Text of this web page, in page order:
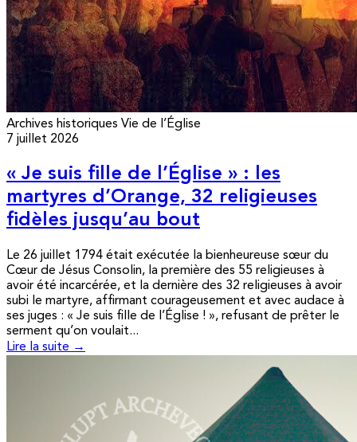
Archives historiques Vie de l’Église
7 juillet 2026
« Je suis fille de l’Église » : les
martyres d’Orange, 32 religieuses
fidèles jusqu’au bout
Le 26 juillet 1794 était exécutée la bienheureuse sœur du
Cœur de Jésus Consolin, la première des 55 religieuses à
avoir été incarcérée, et la dernière des 32 religieuses à avoir
subi le martyre, affirmant courageusement et avec audace à
ses juges : « Je suis fille de l’Église ! », refusant de prêter le
serment qu’on voulait...
Lire la suite →